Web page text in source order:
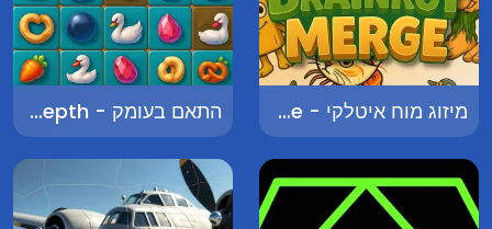
מיזוג מוח איטלקי - Italian Brainrot Merge התאם בעומק - Match in Depth